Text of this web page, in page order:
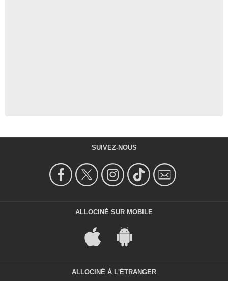
SUIVEZ-NOUS
ALLOCINÉ SUR MOBILE
ALLOCINÉ À L'ÉTRANGER